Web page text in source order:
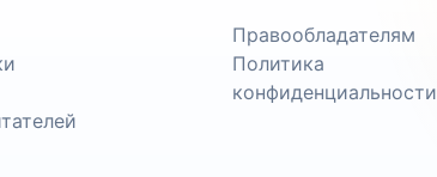
Правообладателям
Политика
конфиденциальности